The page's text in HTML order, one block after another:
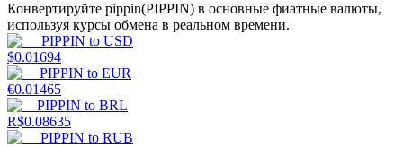
Стейкинг
Высокая прибыль и мгновенный доступ
Конвертируйте pippin(PIPPIN) в основные фиатные валюты,
используя курсы обмена в реальном времени.
PIPPIN to USD
$0.01694
PIPPIN to EUR
€0.01465
PIPPIN to BRL
R$0.08635
PIPPIN to RUB